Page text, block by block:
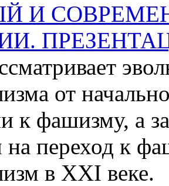
И
от
к фашизму, а
на переход к
в XXI веке.